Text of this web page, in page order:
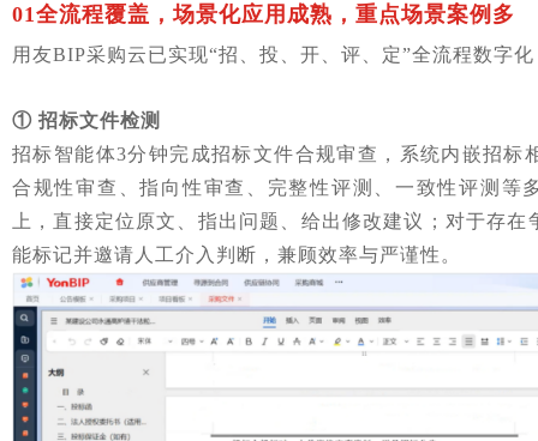
01 全流程覆盖，场景化应用成熟，重点场景案例多
用友BIP采购云已实现“招、投、开、评、定”全流程数字
① 招标文件检测
招标智能体3分钟完成招标文件合规审查，系统内嵌招标
合规性审查、指向性审查、完整性评测、一致性评测等
上，直接定位原文、指出问题、给出修改建议；对于存
能标记并邀请人工介入判断，兼顾效率与严谨性。